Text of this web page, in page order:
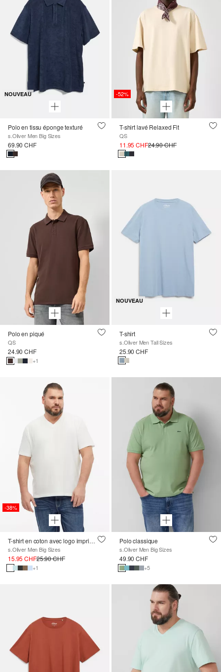
NOUVEAU
Polo en tissu éponge texturé
s.Oliver Men Big Sizes
69.90 CHF
-52%
T-shirt lavé Relaxed Fit
QS
11.95 CHF24.90 CHF
Polo en piqué
QS
24.90 CHF
+1
NOUVEAU
T-shirt
s.Oliver Men Tall Sizes
25.90 CHF
-38%
T-shirt en coton avec logo imprimé et col en V
s.Oliver Men Big Sizes
15.95 CHF25.90 CHF
+1
Polo classique
s.Oliver Men Big Sizes
49.90 CHF
+5